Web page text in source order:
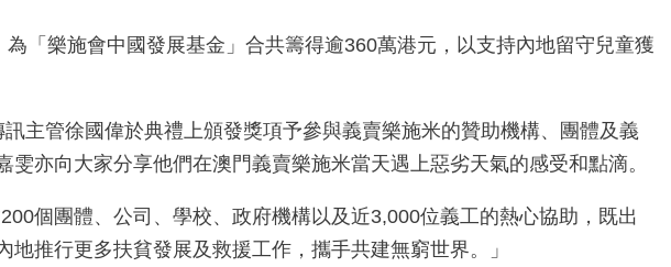
「樂施會中國發展基金」合共籌得逾360萬港元，以支持內地留守兒童獲
主管徐國偉於典禮上頒發獎項予參與義賣樂施米的贊助機構、團體及義
亦向大家分享他們在澳門義賣樂施米當天遇上惡劣天氣的感受和點滴。
個團體、公司、學校、政府機構以及近3,000位義工的熱心協助，既出
推行更多扶貧發展及救援工作，攜手共建無窮世界。」